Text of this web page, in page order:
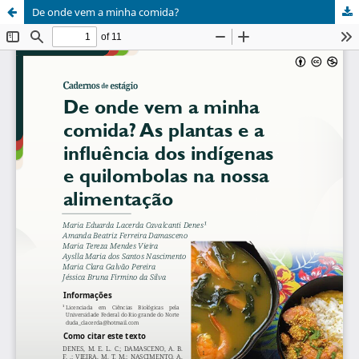
De onde vem a minha comida?